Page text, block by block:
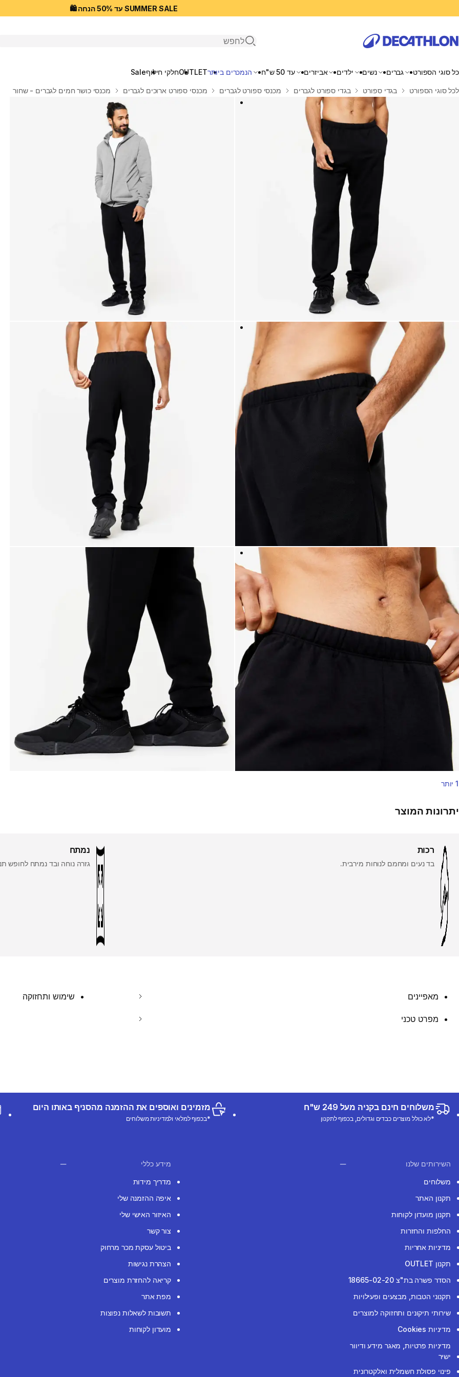
SUMMER SALE עד 50% הנחה 🛍️
פתיחת חיפוש
כל סוגי הספורט גברים נשים ילדים אביזרים עד 50 ש"ח הנמכרים ביותרOUTLETחלקי חילוףSale
בית
לכל סוגי הספורט בגדי ספורט בגדי ספורט לגברים מכנסי ספורט לגברים מכנסי ספורט ארוכים לגברים מכנסי כושר חמים לגברים - שחור
1 יותר
יתרונות המוצר
רכות
בד נעים ומחמם לנוחות מירבית.
נמתח
גזרה נוחה ובד נמתח לחופש
מאפיינים שימוש ותחזוקה
מפרט טכני
משלוחים חינם בקניה מעל 249 ש"ח
*לא כולל מוצרים כבדים וגדולים, בכפוף לתקנון
מזמינים ואוספים את ההזמנה מהסניף באותו היום
*בכפוף למלאי ולמדיניות משלוחים
השירותים שלנו
משלוחים
תקנון האתר
תקנון מועדון לקוחות
החלפות והחזרות
מדיניות אחריות
תקנון OUTLET
הסדר פשרה בת"צ 18665-02-20
תקנוני הטבות, מבצעים ופעילויות
שירותי תיקונים ותחזוקה למוצרים
מדיניות Cookies
מדיניות פרטיות, מאגר מידע ודיוור
ישיר
פינוי פסולת חשמלית ואלקטרונית
מידע כללי
מדריך מידות
איפה ההזמנה שלי
האיזור האישי שלי
צור קשר
ביטול עסקת מכר מרחוק
הצהרת נגישות
קריאה להחזרת מוצרים
מפת אתר
תשובות לשאלות נפוצות
מועדון לקוחות